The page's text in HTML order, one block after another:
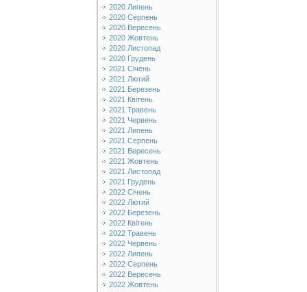
2020 Липень
2020 Серпень
2020 Вересень
2020 Жовтень
2020 Листопад
2020 Грудень
2021 Січень
2021 Лютий
2021 Березень
2021 Квітень
2021 Травень
2021 Червень
2021 Липень
2021 Серпень
2021 Вересень
2021 Жовтень
2021 Листопад
2021 Грудень
2022 Січень
2022 Лютий
2022 Березень
2022 Квітень
2022 Травень
2022 Червень
2022 Липень
2022 Серпень
2022 Вересень
2022 Жовтень